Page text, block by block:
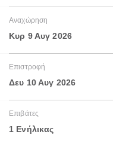
Αναχώρηση
Κυρ 9 Αυγ 2026
Επιστροφή
Δευ 10 Αυγ 2026
Επιβάτες
1 Ενήλικας